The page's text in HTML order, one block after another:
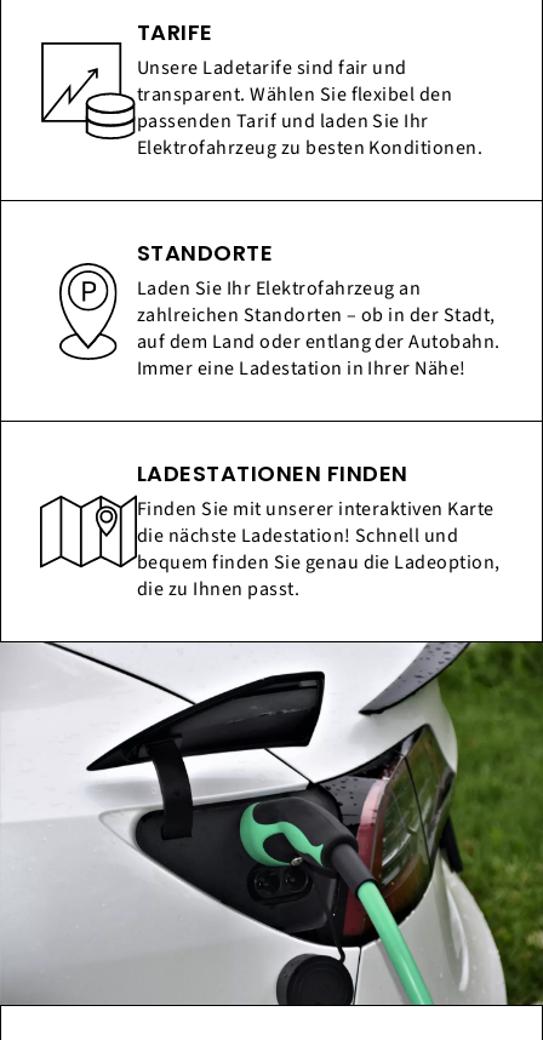
TARIFE
Unsere Ladetarife sind fair und
transparent. Wählen Sie flexibel den
passenden Tarif und laden Sie Ihr
Elektrofahrzeug zu besten Konditionen.
STANDORTE
Laden Sie Ihr Elektrofahrzeug an
zahlreichen Standorten – ob in der Stadt,
auf dem Land oder entlang der Autobahn.
Immer eine Ladestation in Ihrer Nähe!
LADESTATIONEN FINDEN
Finden Sie mit unserer interaktiven Karte
die nächste Ladestation! Schnell und
bequem finden Sie genau die Ladeoption,
die zu Ihnen passt.